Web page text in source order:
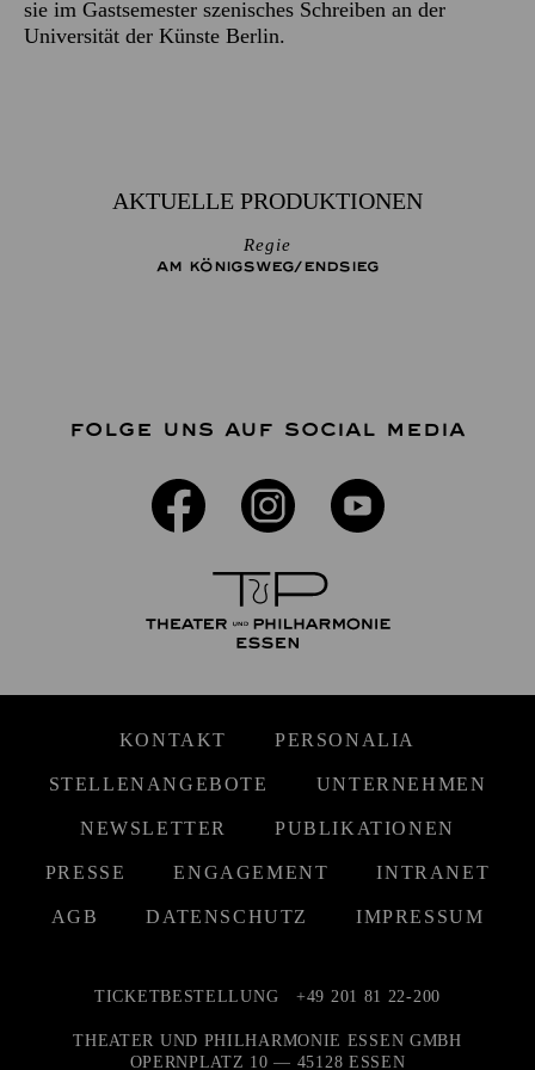
sie im Gastsemester szenisches Schreiben an der
Universität der Künste Berlin.
AKTUELLE PRODUKTIONEN
Regie
AM KÖNIGS­WEG/­END­SIEG
FOLGE UNS AUF SOCIAL MEDIA
KONTAKT PERSONALIA
STELLENANGEBOTE UNTERNEHMEN
NEWSLETTER PUBLIKATIONEN
PRESSE ENGAGEMENT INTRANET
AGB DATENSCHUTZ IMPRESSUM
TICKETBESTELLUNG +49 201 81 22-200
THEATER UND PHILHARMONIE ESSEN GMBH
OPERNPLATZ 10 — 45128 ESSEN